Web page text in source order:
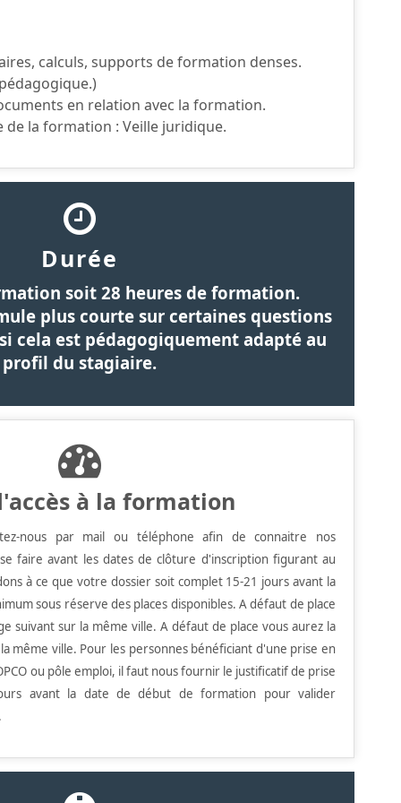
calculs, supports de formation denses.
en relation avec la formation.
la formation : Veille juridique.
Durée
soit 28 heures de formation.
plus courte sur certaines questions
cela est pédagogiquement adapté au
profil du stagiaire.
à la formation
nous par mail ou téléphone afin de connaitre nos
faire avant les dates de clôture d'inscription figurant au
à ce que votre dossier soit complet 15-21 jours avant la
sous réserve des places disponibles. A défaut de place
suivant sur la même ville.A défaut de place vous aurez la
même ville. Pour les personnes bénéficiant d'une prise en
ou pôle emploi, il faut nous fournir le justificatif de prise
avant la date de début de formation pour valider